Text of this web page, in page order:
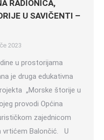
RADIONICA,
U SAVIČENTI –
2023
u prostorijama
je druga edukativna
„Morske štorije u
provodi Općina
zajednicom
vrtićem Balončić. U